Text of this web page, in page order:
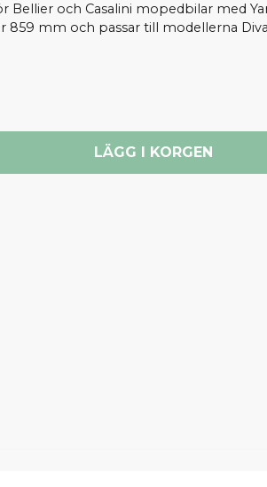
Bellier och Casalini mopedbilar med
859 mm och passar till modellerna
LÄGG I KORGEN